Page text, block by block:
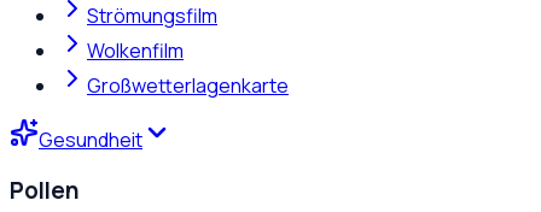
Strömungsfilm
Wolkenfilm
Großwetterlagenkarte
Gesundheit
Pollen